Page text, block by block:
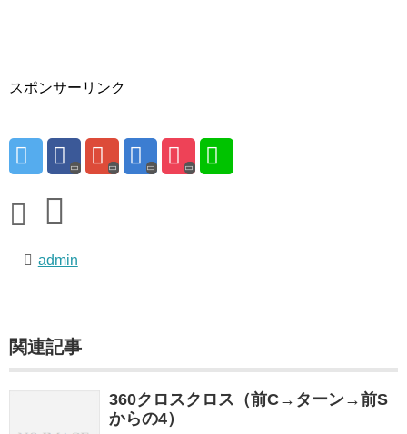
スポンサーリンク
admin
関連記事
360クロスクロス（前C→ターン→前S
からの4）